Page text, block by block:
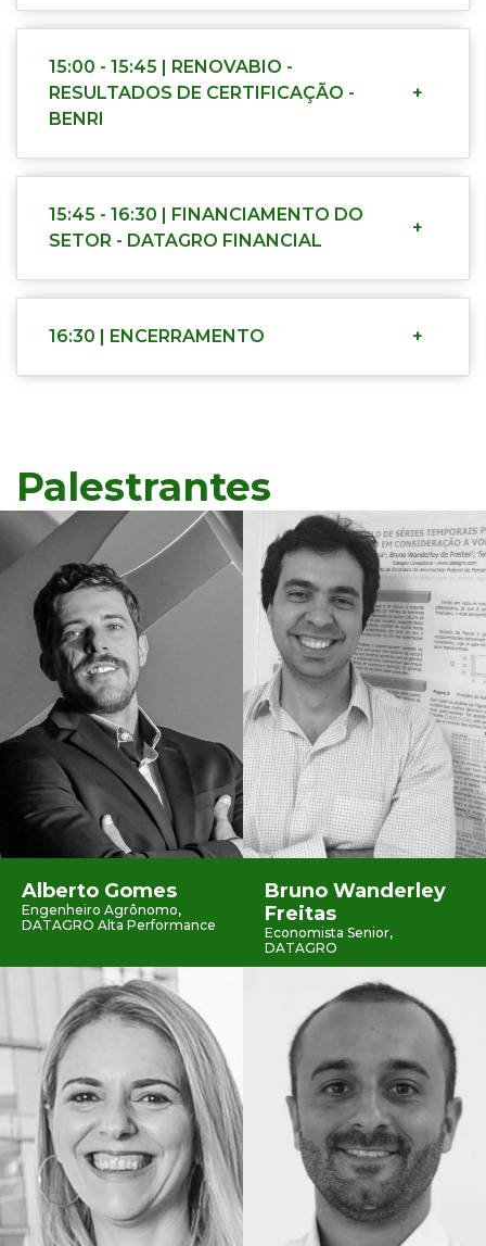
15:00 - 15:45 | RENOVABIO -
RESULTADOS DE CERTIFICAÇÃO -
BENRI
+
15:45 - 16:30 | FINANCIAMENTO DO
SETOR - DATAGRO FINANCIAL
+
16:30 | ENCERRAMENTO +
Palestrantes
Alberto Gomes
Engenheiro Agrônomo,
DATAGRO Alta Performance
Bruno Wanderley
Freitas
Economista Senior,
DATAGRO